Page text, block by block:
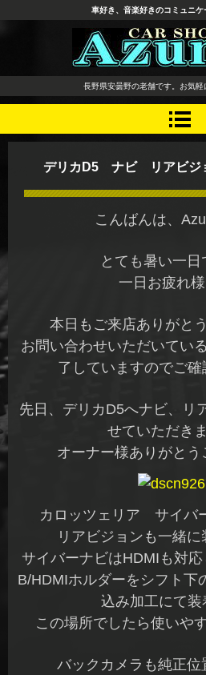
長野県 安曇野
イール デッドニ
ーディオ レカ
車好き、音楽好きのコミュニケ
長野県安曇野の老舗です。お気
デリカD5 ナビ リアビジ
こんばんは、
とても暑い一日
一日お疲れ
本日もご来店ありがと
お問い合わせいただいてい
了していますのでご
先日、デリカD5へナビ、リ
せていただき
オーナー様ありがと
カロッツェリア サイバ
リアビジョンも一緒に
サイバーナビはHDMIも対
B/HDMIホルダーをシフト下
込み加工にて装
この場所でしたら使いや
バックカメラも純正位